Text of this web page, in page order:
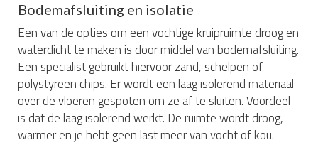
Bodemafsluiting en isolatie
Een van de opties om een vochtige kruipruimte droog en
waterdicht te maken is door middel van bodemafsluiting.
Een specialist gebruikt hiervoor zand, schelpen of
polystyreen chips. Er wordt een laag isolerend materiaal
over de vloeren gespoten om ze af te sluiten. Voordeel
is dat de laag isolerend werkt. De ruimte wordt droog,
warmer en je hebt geen last meer van vocht of kou.